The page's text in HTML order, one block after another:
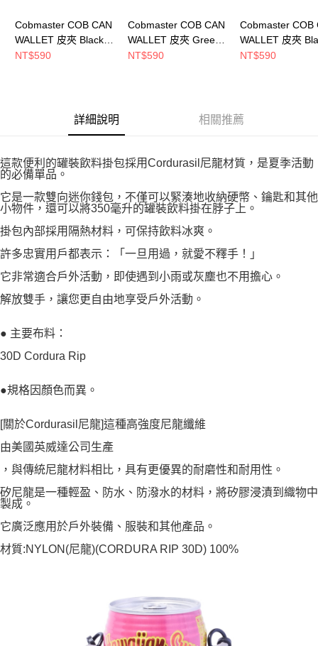
Cobmaster COB CAN
WALLET 皮夾 Black
810904000080
NT$590
Cobmaster COB CAN
WALLET 皮夾 Green
810904000030
NT$590
Cobmaster COB
WALLET 皮夾
Heather
NT$590
詳細說明 相關推薦
這款便利的罐裝飲料掛包採用Cordurasil尼龍材質，是夏季活動
的必備單品。
它是一款雙向迷你錢包，不僅可以緊湊地收納硬幣、鑰匙和其他
小物件，還可以將350毫升的罐裝飲料掛在脖子上。
掛包內部採用隔熱材料，可保持飲料冰爽。
許多忠實用戶都表示：「一旦用過，就愛不釋手！」
它非常適合戶外活動，即使遇到小雨或灰塵也不用擔心。
解放雙手，讓您更自由地享受戶外活動。
● 主要布料：
30D Cordura Rip
●規格因顏色而異。
[關於Cordurasil尼龍]這種高強度尼龍纖維
由美國英威達公司生產
，與傳統尼龍材料相比，具有更優異的耐磨性和耐用性。
矽尼龍是一種輕盈、防水、防潑水的材料，將矽膠浸漬到織物中
製成。
它廣泛應用於戶外裝備、服裝和其他產品。
材質:NYLON(尼龍)(CORDURA RIP 30D) 100%